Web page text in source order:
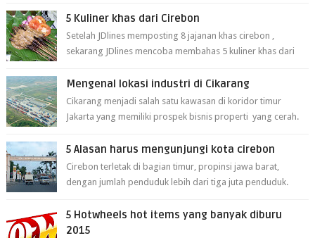
5 Kuliner khas dari Cirebon
Setelah JDlines memposting 8 jajanan khas cirebon ,
sekarang JDlines mencoba membahas 5 kuliner khas dari
Mengenal lokasi industri di Cikarang
Cikarang menjadi salah satu kawasan di koridor timur
Jakarta yang memiliki prospek bisnis properti yang cerah.
5 Alasan harus mengunjungi kota cirebon
Cirebon terletak di bagian timur, propinsi jawa barat,
dengan jumlah penduduk lebih dari tiga juta penduduk.
5 Hotwheels hot items yang banyak diburu
2015